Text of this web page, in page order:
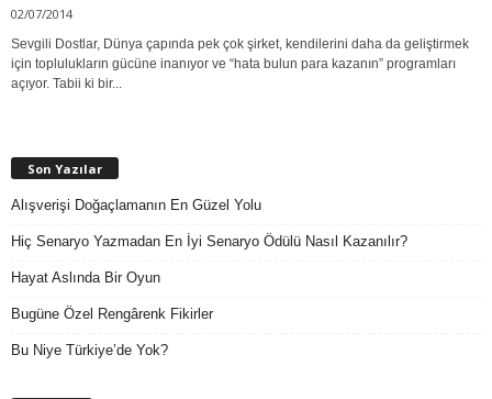
02/07/2014
Sevgili Dostlar, Dünya çapında pek çok şirket, kendilerini daha da geliştirmek
için toplulukların gücüne inanıyor ve “hata bulun para kazanın” programları
açıyor. Tabii ki bir...
Son Yazılar
Alışverişi Doğaçlamanın En Güzel Yolu
Hiç Senaryo Yazmadan En İyi Senaryo Ödülü Nasıl Kazanılır?
Hayat Aslında Bir Oyun
Bugüne Özel Rengârenk Fikirler
Bu Niye Türkiye’de Yok?